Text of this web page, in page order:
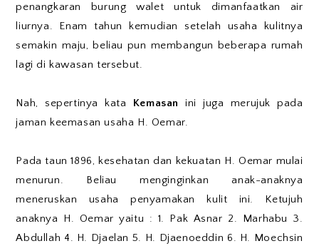
penangkaran burung walet untuk dimanfaatkan air
liurnya. Enam tahun kemudian setelah usaha kulitnya
semakin maju, beliau pun membangun beberapa rumah
lagi di kawasan tersebut.
Nah, sepertinya kata Kemasan
ini juga merujuk pada
jaman keemasan usaha H. Oemar.
Pada taun 1896, kesehatan dan kekuatan H. Oemar mulai
menurun. Beliau menginginkan anak-anaknya
meneruskan usaha penyamakan kulit ini. Ketujuh
anaknya H. Oemar yaitu : 1. Pak Asnar 2. Marhabu 3.
Abdullah 4. H. Djaelan 5. H. Djaenoeddin 6. H. Moechsin